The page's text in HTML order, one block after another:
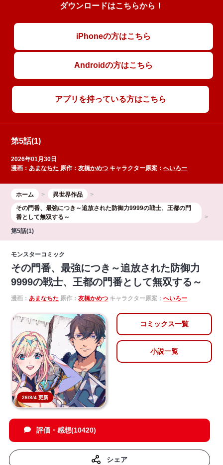
ダウンロードはこちらから！
iPhoneの方はこちら
Androidの方はこちら
アプリを持っている方はこちら
第5話(1)
2026年01月30日
漫画：あまなちた 原作：友橋かめつ キャラクター原案：へいろー
ホーム
異世界作品
その門番、最強につき～追放された防御力9999の戦士、王都の門
番として無双する～
第5話(1)
モンスターコミック
その門番、最強につき～追放された防御力
9999の戦士、王都の門番として無双する～
漫画：あまなちた 原作：友橋かめつ キャラクター原案：へいろー
26/8/4 更新
コミックス一覧
小説一覧
評価・感想(10420)
シェア